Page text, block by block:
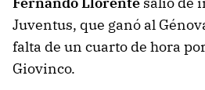
Juventus, que ganó al
falta de un cuarto de hora
Giovinco.